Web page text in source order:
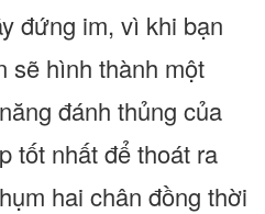
đứng im, vì khi bạn
sẽ hình thành một
đánh thủng của
tốt nhất để thoát ra
hai chân đồng thời